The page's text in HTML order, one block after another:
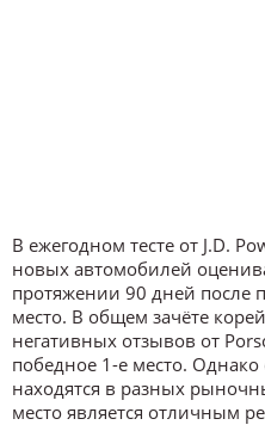
В ежегодном тесте от J.D.
новых автомобилей
протяжении 90 дней после
место. В общем зачёте
негативных отзывов от
победное 1-е место. Однако
находятся в разных
место является отличным